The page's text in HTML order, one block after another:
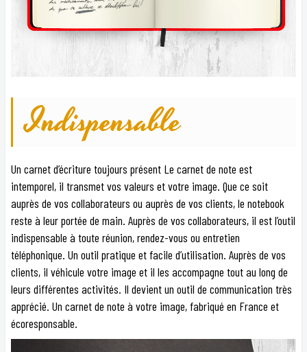
Indispensable
Un carnet d’écriture toujours présent Le carnet de note est
intemporel, il transmet vos valeurs et votre image. Que ce soit
auprès de vos collaborateurs ou auprès de vos clients, le notebook
reste à leur portée de main. Auprès de vos collaborateurs, il est l’outil
indispensable à toute réunion, rendez-vous ou entretien
téléphonique. Un outil pratique et facile d’utilisation. Auprès de vos
clients, il véhicule votre image et il les accompagne tout au long de
leurs différentes activités. Il devient un outil de communication très
apprécié. Un carnet de note à votre image, fabriqué en France et
écoresponsable.